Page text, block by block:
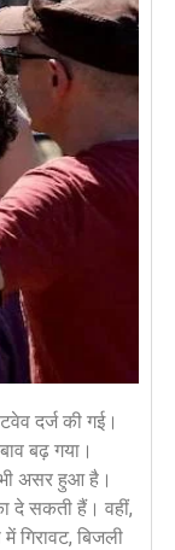
दर्ज की गई।
बढ़ गया।
भी असर हुआ है।
दे सकती हैं। वहीं,
बिजली
pm